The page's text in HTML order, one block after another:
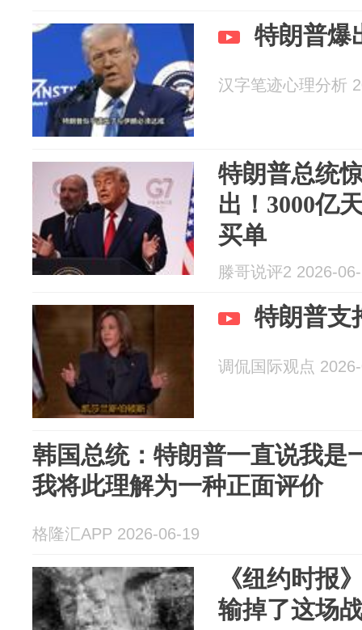
根本上改变
特朗普爆
汉字笔迹心理分析
特朗普总统
出！3000亿
买单
滕哥说评2 2026-
特朗普支
调侃国际观点
韩国总统：特朗普一直说我是
我将此理解为一种正面评价
格隆汇APP 2026-06-19
《纽约时报
输掉了这场